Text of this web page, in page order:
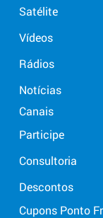
Satélite
Vídeos
Rádios
Notícias
Canais
Participe
Consultoria
Descontos
Cupons Ponto